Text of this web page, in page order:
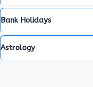
Bank Holidays
Astrology